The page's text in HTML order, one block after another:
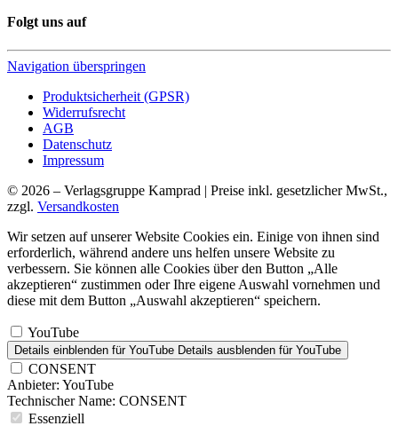
Folgt uns auf
Navigation überspringen
Produktsicherheit (GPSR)
Widerrufsrecht
AGB
Datenschutz
Impressum
© 2026 – Verlagsgruppe Kamprad | Preise inkl. gesetzlicher MwSt.,
zzgl. Versandkosten
Wir setzen auf unserer Website Cookies ein. Einige von ihnen sind
erforderlich, während andere uns helfen unsere Website zu
verbessern. Sie können alle Cookies über den Button „Alle
akzeptieren“ zustimmen oder Ihre eigene Auswahl vornehmen und
diese mit dem Button „Auswahl akzeptieren“ speichern.
YouTube
Details einblenden für YouTube Details ausblenden für YouTube
CONSENT
Anbieter: YouTube
Technischer Name: CONSENT
Essenziell